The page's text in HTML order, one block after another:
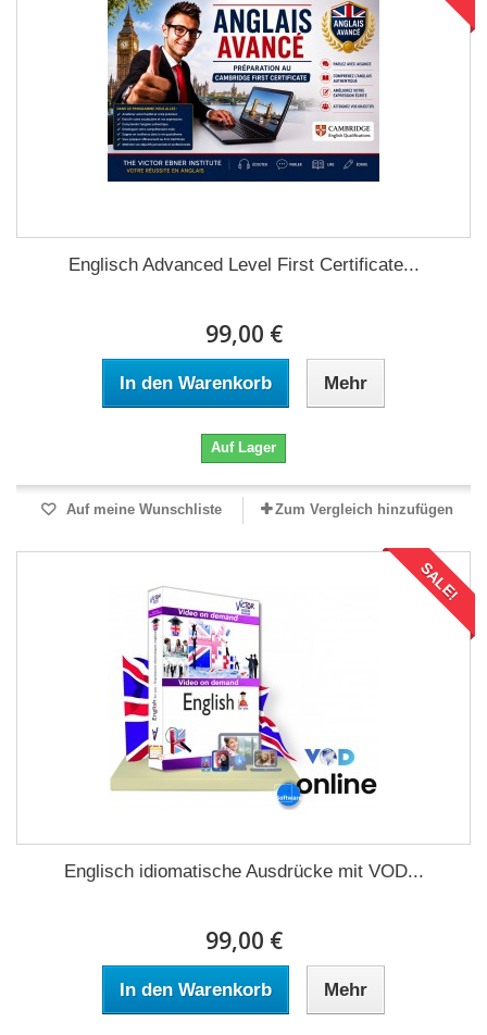
Englisch Advanced Level First Certificate...
99,00 €
In den Warenkorb Mehr
Auf Lager
Auf meine Wunschliste Zum Vergleich hinzufügen
SALE!
Englisch idiomatische Ausdrücke mit VOD...
99,00 €
In den Warenkorb Mehr